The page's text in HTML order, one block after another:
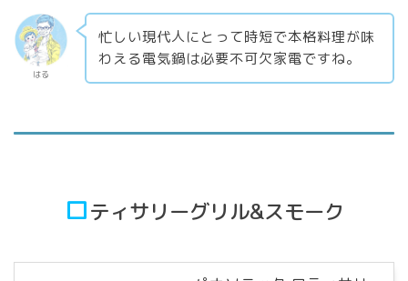
はる
忙しい現代人にとって時短で本格料理が味
わえる電気鍋は必要不可欠家電ですね。
ロティサリーグリル&スモーク